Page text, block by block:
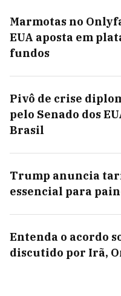
Marmotas no
EUA aposta em
fundos
Pivô de crise
pelo Senado dos
Brasil
Trump anuncia
essencial para
Entenda o acordo
discutido por Irã,